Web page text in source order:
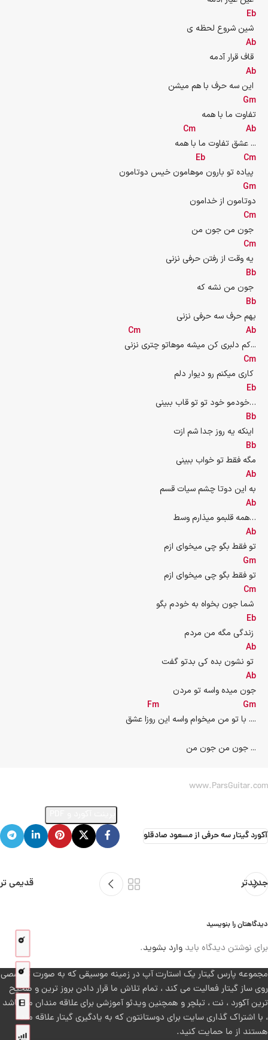
Eb
Ab
Ab
Gm
تفاوت ما با همه
Cm
Ab
عشق تفاوت ما با همه ...
Eb
Cm
Gm
دوتامون از خدامون
Cm
Cm
Bb
Bb
بهم حرف سه حرفی نزنی
Cm
Ab
کم دلبری کن میشه موهاتو چتری نزنی...
Cm
Eb
خودمو خود تو تو قاب ببینی…
Bb
Bb
مگه فقط تو خواب ببینی
Ab
به این دوتا چشم سیات قسم
Ab
همه قلبمو میذارم وسط…
Ab
تو فقط بگو چی میخوای ازم
Gm
تو فقط بگو چی میخوای ازم
Cm
Eb
Ab
Ab
جون میده واسه تو مردن
Fm
Gm
با تو من میخوام واسه این روزا عشق ....
جون من جون من ...
www.ParsGuitar.com
آکورد گیتار سه حرفی از مسعود صادقلو
جدیدتر قدیمی تر
دیدگاهتان را بنویسید
برای نوشتن دیدگاه باید وارد بشوید.
مجموعه پارس گیتار یک استارت آپ در زمینه موسیقی که به صورت تخصصی
روی ساز گیتار فعالیت می کند ، تمام تلاش ما قرار دادن بروز ترین و صحیح
ترین آکورد ، نت ، تبلچر و همچنین ویدئو آموزشی برای علاقه مندان می باشد
، با اشتراک گذاری سایت برای دوستانتون که به یادگیری گیتار علاقه مند
هستند از ما حمایت کنید.